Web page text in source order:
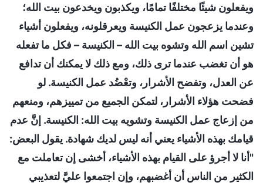
ويفعلون شيئًا مختلفًا تمامًا، ويكذبون ويخدعون بيت الله؛
وعندما يزعجون عمل الكنيسة ويعرقلونه، ويفعلون أشياء
تشين اسم الله وتشوه بيت الله – الكنيسة – فكل ما تفعله
هو أن تغضب عندما ترى ذلك، ومع ذلك لا يمكنك أن تدافع
عن العدل، وتفضح الأشرار، وتعْضُد عمل الكنيسة. لو
فضحت هؤلاء الأشرار، لتمكن الجميع من تمييزهم، ومنعهم
من إزعاج عمل الكنيسة وتشويه بيت الله: الكنيسة. إنَّ عدم
قيامك بهذه الأشياء يعني أنه ليس لديك شهادة. يقول البعض:
"أنا لا أجرؤ على القيام بهذه الأشياء، أخشى إن تعاملت مع
الكثير من الناس أن أغضبهم، وإن اجتمعوا عليَّ لتعذيبي